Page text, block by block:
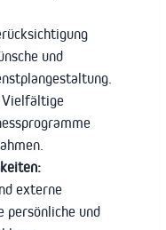
und
Vielfältige
externe
persönliche und